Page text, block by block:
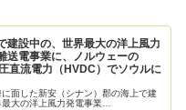
建設中の、世界最大の洋上風力
送電事業に、ノルウェーの
直流電力（HVDC）でソウルに
面した新安（シナン）郡の海上で建
最大の洋上風力発電事業…